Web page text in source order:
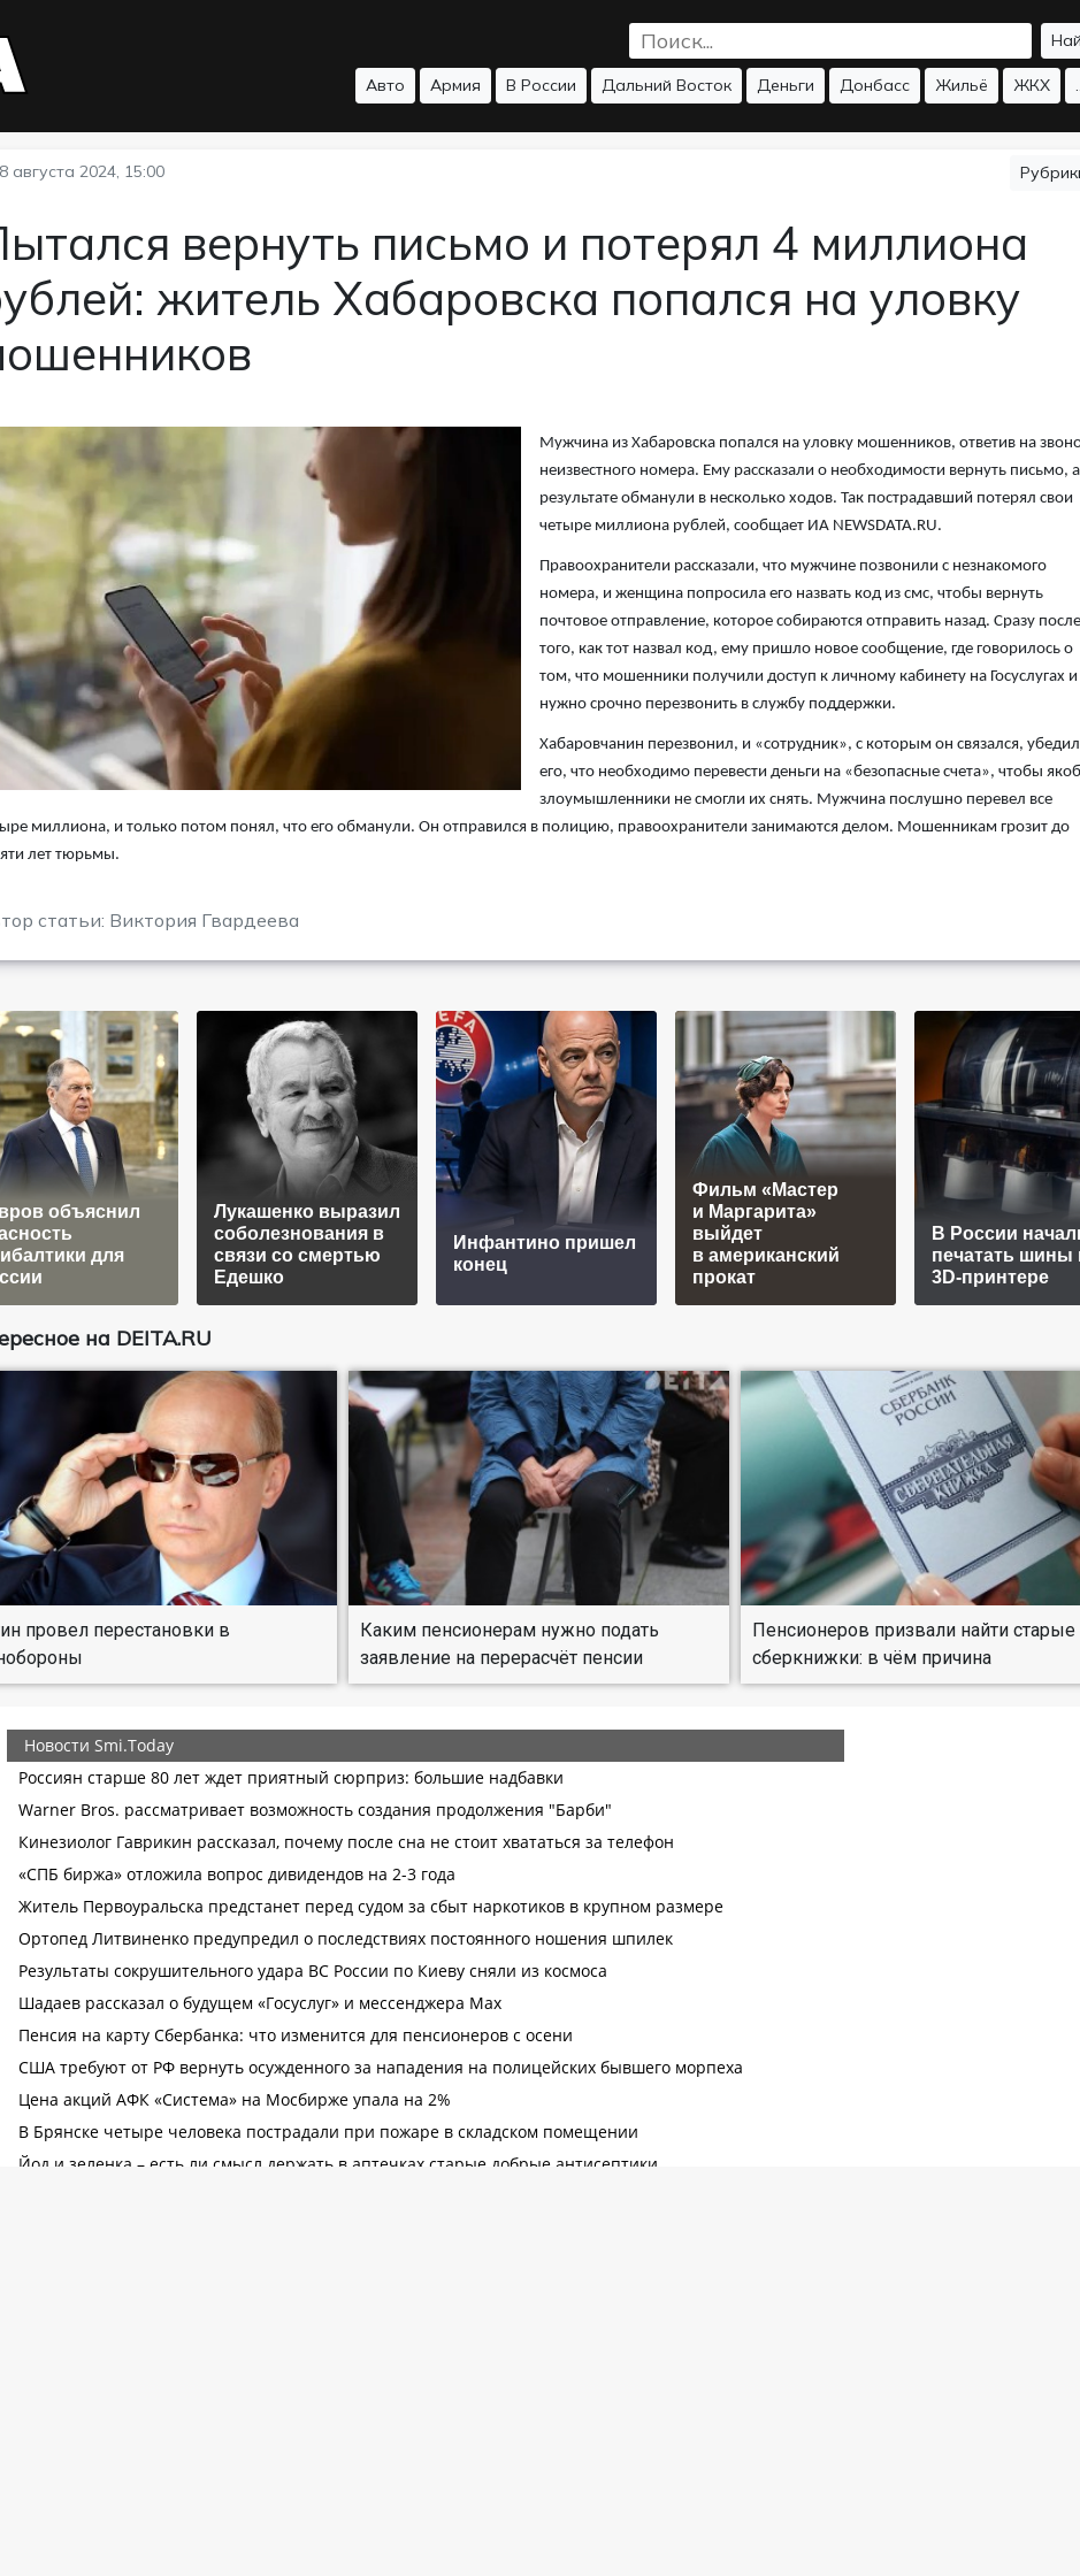
Авто Армия В России Дальний Восток Деньги Донбасс Жильё ЖКХ
8 августа 2024, 15:00
вернуть письмо и потерял 4 миллиона
житель Хабаровска попался на уловку
Мужчина из Хабаровска попался на уловку мошенников, ответив на
неизвестного номера. Ему рассказали о необходимости вернуть письмо,
результате обманули в несколько ходов. Так пострадавший потерял свои
четыре миллиона рублей, сообщает ИА NEWSDATA.RU.
Правоохранители рассказали, что мужчине позвонили с незнакомого
номера, и женщина попросила его назвать код из смс, чтобы вернуть
почтовое отправление, которое собираются отправить назад. Сразу после
того, как тот назвал код, ему пришло новое сообщение, где говорилось о
том, что мошенники получили доступ к личному кабинету на Госуслугах и
нужно срочно перезвонить в службу поддержки.
Хабаровчанин перезвонил, и «сотрудник», с которым он связался, убедил
его, что необходимо перевести деньги на «безопасные счета», чтобы
злоумышленники не смогли их снять. Мужчина послушно перевел все
миллиона, и только потом понял, что его обманули. Он отправился в полицию, правоохранители занимаются делом. Мошенникам грозит до
лет тюрьмы.
статьи: Виктория Гвардеева
объяснил
для
Лукашенко выразил
соболезнования в
связи со смертью
Едешко
Инфантино пришел
конец
Фильм «Мастер
и Маргарита»
выйдет
в американский
прокат
В России
печатать шины
3D-принтере
на DEITA.RU
провел перестановки в
Каким пенсионерам нужно подать
заявление на перерасчёт пенсии
Пенсионеров призвали найти старые
сберкнижки: в чём причина